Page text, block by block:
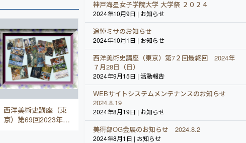
神戸海星女子学院大学 大学祭 ２０２４
2024年10月9日 | お知らせ
追悼ミサのお知らせ
2024年10月1日 | お知らせ
西洋美術史講座（東京）第7２回最終回 2024年
７月28日（日）
2024年9月15日 | 活動報告
WEBサイトシステムメンテナンスのお知らせ
2024.8.19
2024年8月19日 | お知らせ
美術部OG会展のお知らせ 2024.8.2
2024年8月1日 | お知らせ
西洋美術史講座（東
京）第69回2023年7